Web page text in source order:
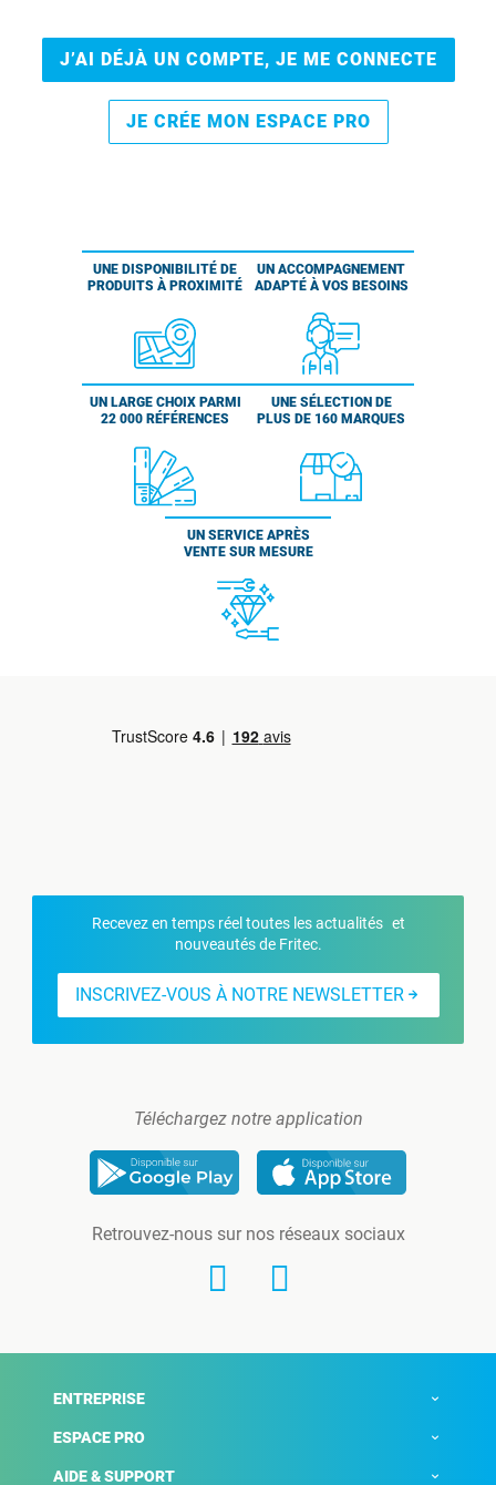
J’AI DÉJÀ UN COMPTE, JE ME CONNECTE
JE CRÉE MON ESPACE PRO
UNE DISPONIBILITÉ DE
PRODUITS À PROXIMITÉ
UN ACCOMPAGNEMENT
ADAPTÉ À VOS BESOINS
UN LARGE CHOIX PARMI
22 000 RÉFÉRENCES
UNE SÉLECTION DE
PLUS DE 160 MARQUES
UN SERVICE APRÈS
VENTE SUR MESURE
Recevez en temps réel toutes les actualités et
nouveautés de Fritec.
INSCRIVEZ-VOUS À NOTRE NEWSLETTER
Téléchargez notre application
Retrouvez-nous sur nos réseaux sociaux
ENTREPRISE
ESPACE PRO
AIDE & SUPPORT